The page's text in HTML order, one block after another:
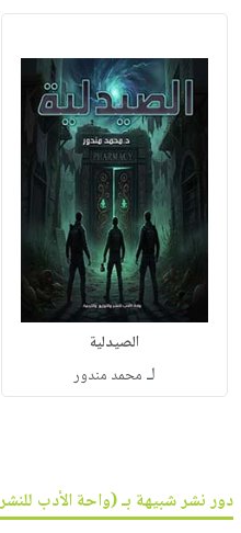
الصيدلية
لـ محمد مندور
دور نشر شبيهة بـ (واحة الأدب